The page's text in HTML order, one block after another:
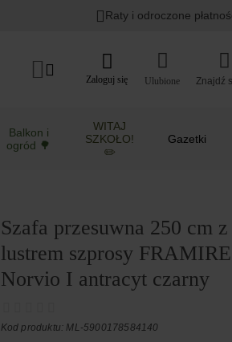
Raty i odroczone
Zaloguj się Ulubione
Balkon i
ogród 🌳
WITAJ
SZKOŁO!
✏️
Gazetki
Szafa przesuwna 250 cm z
lustrem szprosy FRAMIRE
Norvio I antracyt czarny
Kod produktu: ML-5900178584140